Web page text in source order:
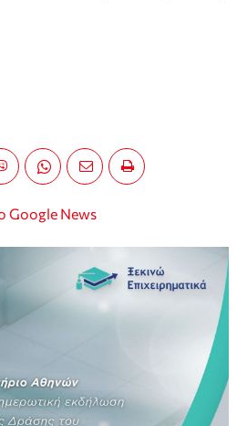
Google News